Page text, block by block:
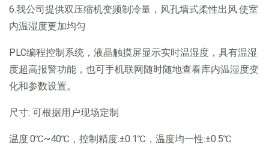
6.我公司提供双压缩机变频制冷量，风孔墙式柔性出风.使室
内温湿度更加均匀
PLC编程控制系统，液晶触摸屏显示实时温湿度，具有温湿
度超高报警功能，也可手机联网随时随地查看库内温湿度变
化和参数设置。
尺寸: 可根据用户现场定制
温度:0℃~40℃，控制精度:±0.1℃，温度均一性:±0.5℃